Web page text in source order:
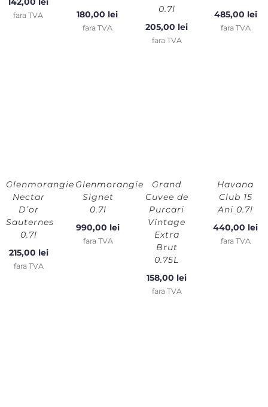
fara TVA
180,00 lei
fara TVA
0.7l
205,00 lei
fara TVA
485,00 lei
fara TVA
Glenmorangie
Nectar
D’or
Sauternes
0.7l
215,00 lei
fara TVA
Glenmorangie
Signet
0.7l
990,00 lei
fara TVA
Grand
Cuvee de
Purcari
Vintage
Extra
Brut
0.75L
158,00 lei
fara TVA
Havana
Club 15
Ani 0.7l
440,00 lei
fara TVA